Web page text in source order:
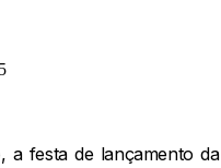
, a festa de lançamento da